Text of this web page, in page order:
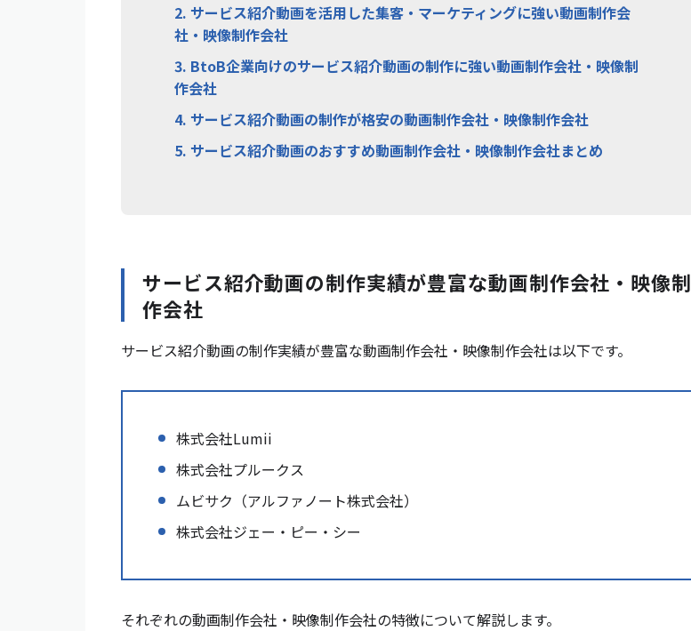
2. サービス紹介動画を活用した集客・マーケティングに強い動画制作会
社・映像制作会社
3. BtoB企業向けのサービス紹介動画の制作に強い動画制作会社・映像制
作会社
4. サービス紹介動画の制作が格安の動画制作会社・映像制作会社
5. サービス紹介動画のおすすめ動画制作会社・映像制作会社まとめ
サービス紹介動画の制作実績が豊富な動画制作会社・映像制
作会社
サービス紹介動画の制作実績が豊富な動画制作会社・映像制作会社は以下です。
株式会社Lumii
株式会社プルークス
ムビサク（アルファノート株式会社）
株式会社ジェー・ピー・シー
それぞれの動画制作会社・映像制作会社の特徴について解説します。